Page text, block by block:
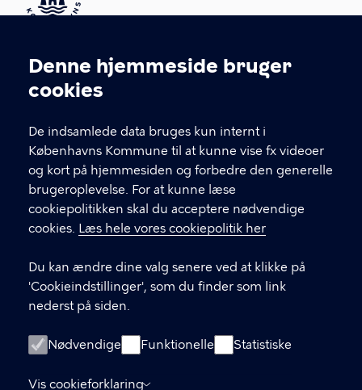
Cookieindstillinger
Denne hjemmeside bruger
cookies
De indsamlede data bruges kun internt i
Københavns Kommune til at kunne vise fx videoer
og kort på hjemmesiden og forbedre den generelle
brugeroplevelse. For at kunne læse
cookiepolitikken skal du acceptere nødvendige
cookies. Læs hele vores cookiepolitik her
Du kan ændre dine valg senere ved at klikke på
'Cookieindstillinger', som du finder som link
nederst på siden.
Nødvendige Funktionelle Statistiske
Vis cookieforklaring
Kontakt Københavns Kommune
T
fFind andre kontakter her
CVR-nummer64942212
GENVEJE
Digital Post
Databeskyttelse
Tilgængelighedserklæring
Om hjemmesiden